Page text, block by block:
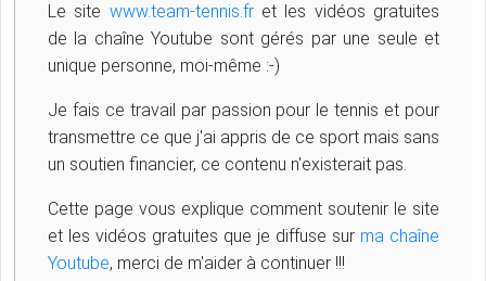
Le site www.team-tennis.fret les vidéos gratuites
de la chaîne Youtube sont gérés par une seule et
unique personne, moi-même :-)
Je fais ce travail par passion pour le tennis et pour
transmettre ce que j'ai appris de ce sport mais sans
un soutien financier, ce contenu n'existerait pas.
Cette page vous explique comment soutenir le site
et les vidéos gratuites que je diffuse sur ma chaîne
Youtube, merci de m'aider à continuer !!!